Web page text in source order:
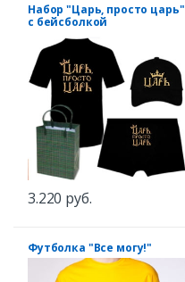
Набор "Царь, просто царь"
с бейсболкой
3.220 руб.
Футболка "Все могу!"